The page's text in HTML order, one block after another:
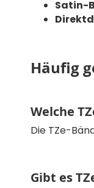
Satin-
Häufig
Welche
Die TZe-
Gibt es